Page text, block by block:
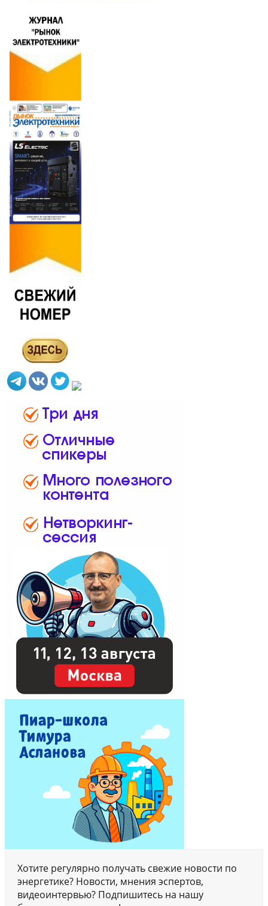
Хотите регулярно получать свежие новости по
энергетике? Новости, мнения эспертов,
видеоинтервью? Подпишитесь на нашу